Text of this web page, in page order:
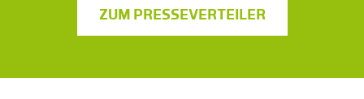
ZUM PRESSEVERTEILER